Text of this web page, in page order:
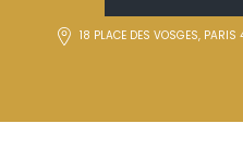
18 PLACE DES VOSGES, PARIS